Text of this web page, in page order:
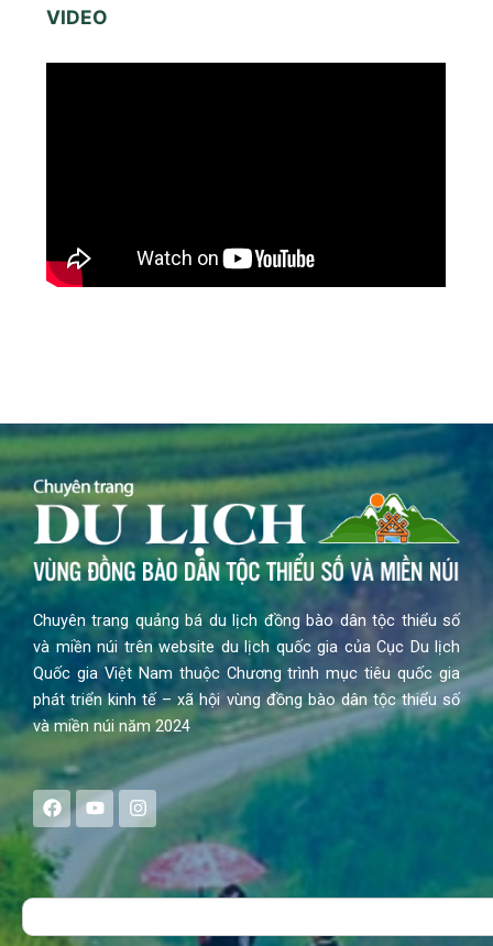
VIDEO
Chuyên trang quảng bá du lịch đồng bào dân tộc thiểu số
và miền núi trên website du lịch quốc gia của Cục Du lịch
Quốc gia Việt Nam thuộc Chương trình mục tiêu quốc gia
phát triển kinh tế – xã hội vùng đồng bào dân tộc thiểu số
và miền núi năm 2024
F
a
c
e
b
o
Y
o
u
t
u
b
I
n
s
a
g
Search